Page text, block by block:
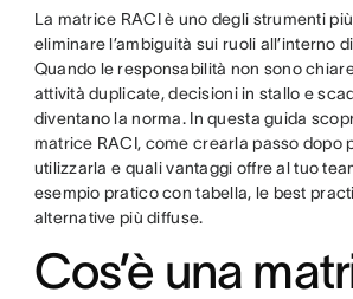
La matrice RACI è uno degli strumenti
eliminare l’ambiguità sui ruoli all’interno
Quando le responsabilità non sono
attività duplicate, decisioni in stallo e
diventano la norma. In questa guida
matrice RACI, come crearla passo dopo
utilizzarla e quali vantaggi offre al tuo
esempio pratico con tabella, le best
alternative più diffuse.
Cos’è una